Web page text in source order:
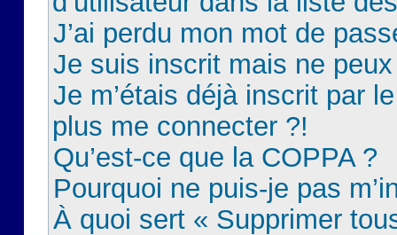
J’ai perdu mon mot de
Je suis inscrit mais ne
Je m’étais déjà inscrit par
plus me connecter ?!
Qu’est-ce que la COPPA ?
Pourquoi ne puis-je pas
À quoi sert « Supprimer